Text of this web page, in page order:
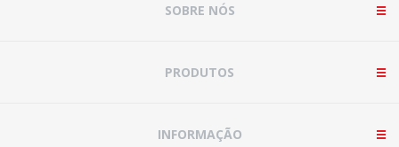
SOBRE NÓS
PRODUTOS
INFORMAÇÃO